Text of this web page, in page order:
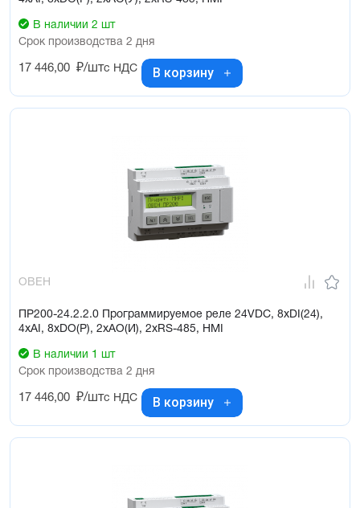
В наличии 2 шт
Срок производства 2 дня
17 446,00 ₽/штс НДС В корзину
ОВЕН
ПР200-24.2.2.0 Программируемое реле 24VDC, 8xDI(24),
4xAI, 8xDO(Р), 2xAO(И), 2xRS-485, HMI
В наличии 1 шт
Срок производства 2 дня
17 446,00 ₽/штс НДС В корзину